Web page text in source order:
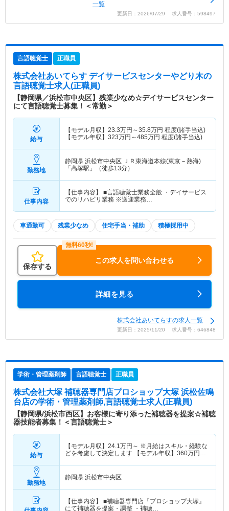
一覧
更新日：2026/07/29 求人番号：598497
言語聴覚士 正職員
株式会社あいてらす デイサービスセンターやどり木の
言語聴覚士求人(正職員)
【静岡県／浜松市中央区】残業少なめ☆デイサービスセンター
にて言語聴覚士募集！＜常勤＞
給与
【モデル月収】 23.3万円～35.8万円 程度(諸手当込)
【モデル年収】 323万円～485万円 程度(諸手当込)
勤務地
静岡県 浜松市中央区 ＪＲ東海道本線(東京－熱海)
「高塚駅」（徒歩13分）
仕事内容
【仕事内容】 ■言語聴覚士業務全般 ・デイサービス
でのリハビリ業務 ※送迎業務…
車通勤可 残業少なめ 住宅手当・補助 積極採用中
保存する
この求人を問い合わせる
詳細を見る
株式会社あいてらすの求人一覧
更新日：2025/11/20 求人番号：646848
学術・管理薬剤師 言語聴覚士 正職員
株式会社大塚 補聴器専門店プロショップ大塚 浜松佐鳴
台店の学術・管理薬剤師,言語聴覚士求人(正職員)
【静岡県/浜松市西区】お客様に寄り添った補聴器を提案☆補聴
器技能者募集！＜言語聴覚士＞
給与
【モデル月収】 24.1万円～ ※月給はスキル・経験な
どを考慮して決定します 【モデル年収】 360万円～
勤務地
静岡県 浜松市中央区
【仕事内容】 ■補聴器専門店『プロショップ大塚』
にて補聴器を提案・調整 ・補聴…